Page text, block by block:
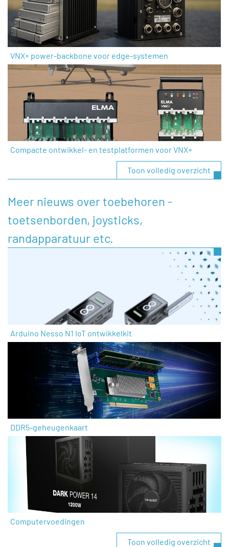
VNX+ power-backbone voor edge-systemen
Compacte ontwikkel- en testplatformen voor VNX+
Toon volledig overzicht
Meer nieuws over toebehoren -
toetsenborden, joysticks,
randapparatuur etc.
Arduino Nesso N1 IoT ontwikkelkit
DDR5-geheugenkaart
Computervoedingen
Toon volledig overzicht